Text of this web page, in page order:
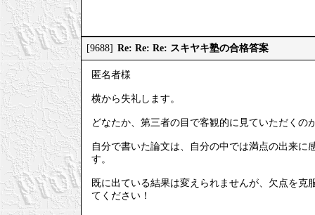
[9688] Re: Re: Re: スキヤキ塾の合格答案
匿名者様
横から失礼します。
どなたか、第三者の目で客観的に見ていただくの
自分で書いた論文は、自分の中では満点の出来
す。
既に出ている結果は変えられませんが、欠点を
てください！